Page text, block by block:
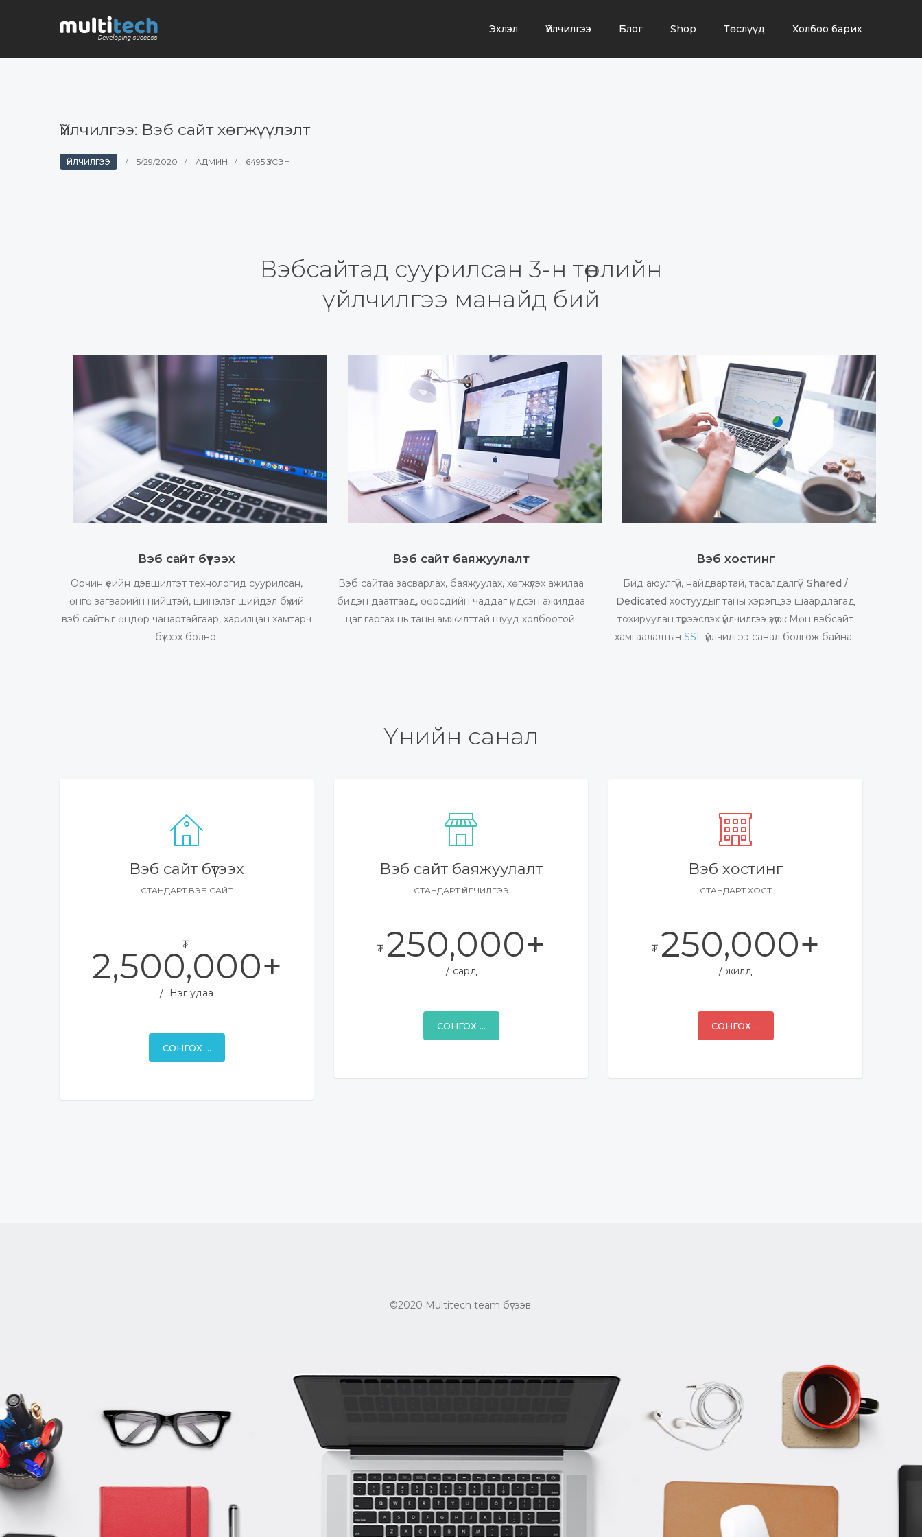
Эхлэл Үйлчилгээ Блог Shop Төслүүд Холбоо барих
Үйлчилгээ: Вэб сайт хөгжүүлэлт
ҮЙЛЧИЛГЭЭ 5/29/2020 АДМИН 6495 ҮЗСЭН
Вэбсайтад суурилсан 3-н төрлийн
үйлчилгээ манайд бий
Вэб сайт бүтээх
Орчин үеийн дэвшилтэт технологид суурилсан,
өнгө загварийн нийцтэй, шинэлэг шийдэл бүхий
вэб сайтыг өндөр чанартайгаар, харилцан хамтарч
бүтээх болно.
Вэб сайт баяжуулалт
Вэб сайтаа засварлах, баяжуулах, хөгжүүлэх ажилаа
бидэн даатгаад, өөрсдийн чаддаг үндсэн ажилдаа
цаг гаргах нь таны амжилттай шууд холбоотой.
Вэб хостинг
Бид аюулгүй, найдвартай, тасалдалгүй Shared /
Dedicated хостуудыг таны хэрэгцээ шаардлагад
тохируулан түрээслэх үйлчилгээ үзүүлж.Мөн вэбсайт
хамгаалалтын SSLүйлчилгээ санал болгож байна.
Үнийн санал
Вэб сайт бүтээх
СТАНДАРТ ВЭБ САЙТ
₮
2,500,000+
Нэг удаа
СОНГОХ ...
Вэб сайт баяжуулалт
СТАНДАРТ ҮЙЛЧИЛГЭЭ
₮ 250,000+
сард
СОНГОХ ...
Вэб хостинг
СТАНДАРТ ХОСТ
₮ 250,000+
жилд
СОНГОХ ...
©2020 Multitech team бүтээв.